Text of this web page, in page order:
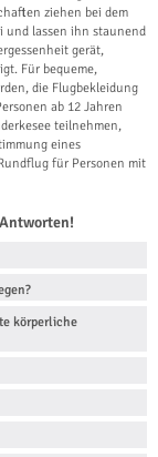
ziehen bei dem
und lassen ihn staunend
gerät,
Für bequeme,
die Flugbekleidung
ab 12 Jahren
teilnehmen,
eines
für Personen mit
körperliche